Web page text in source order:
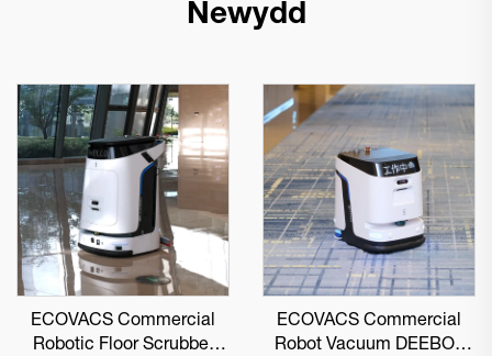
Newydd
ECOVACS Commercial
Robotic Floor Scrubber
ECOVACS Commercial
Robot Vacuum DEEBOT